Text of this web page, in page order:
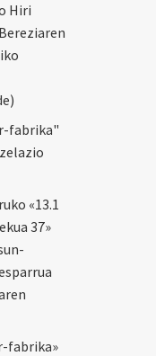
Hiri
fabrika"
«13.1
37»
fabrika»